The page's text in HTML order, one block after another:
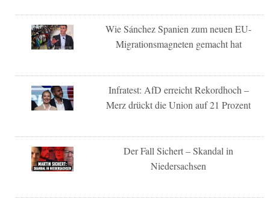
Wie Sánchez Spanien zum neuen EU-
Migrationsmagneten gemacht hat
Infratest: AfD erreicht Rekordhoch –
Merz drückt die Union auf 21 Prozent
Der Fall Sichert – Skandal in
Niedersachsen